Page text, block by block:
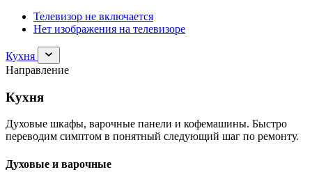
Телевизор не включается
Нет изображения на телевизоре
Кухня
Раскрыть
раздел
Кухня
Направление
Кухня
Духовые шкафы, варочные панели и кофемашины. Быстро
переводим симптом в понятный следующий шаг по ремонту.
Духовые и варочные